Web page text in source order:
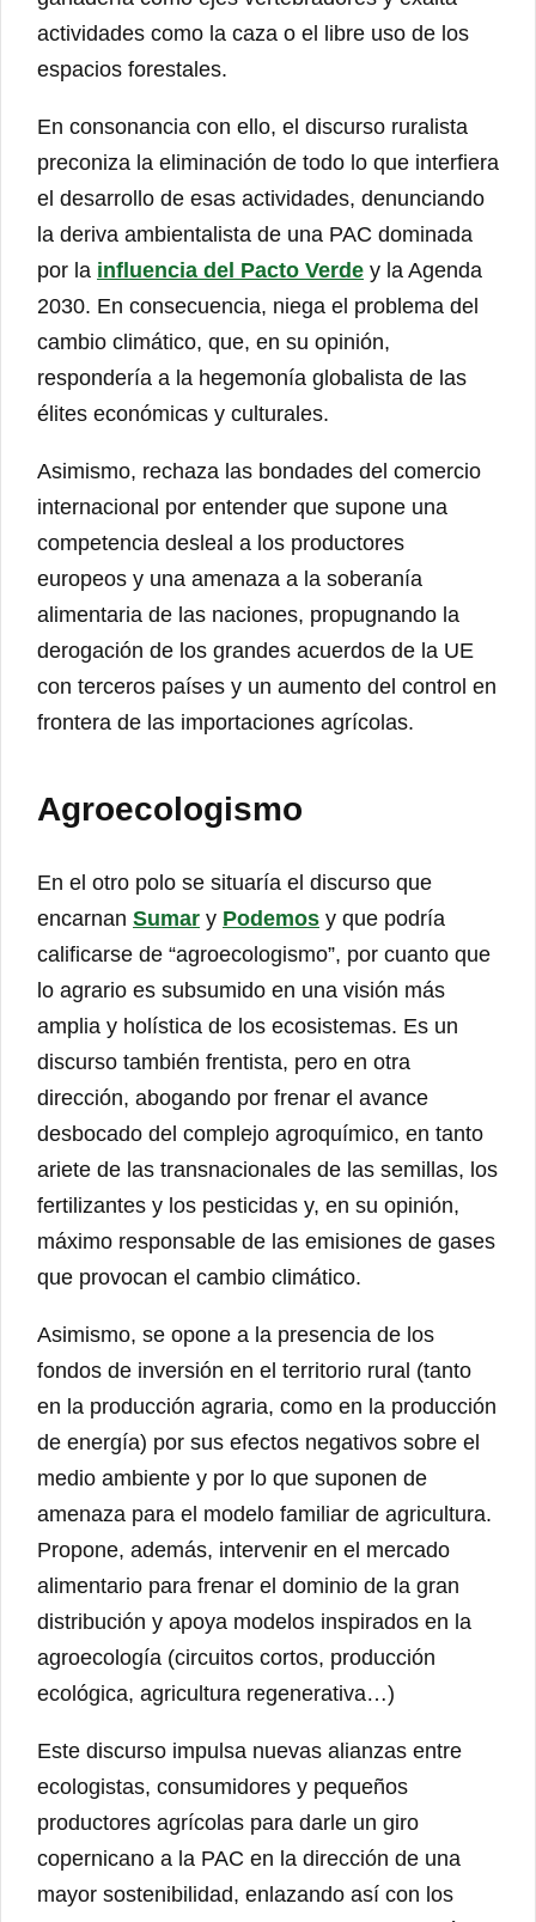
actividades como la caza o el libre uso de los
espacios forestales.
En consonancia con ello, el discurso ruralista
preconiza la eliminación de todo lo que interfiera
el desarrollo de esas actividades, denunciando
la deriva ambientalista de una PAC dominada
por la influencia del Pacto Verde y la Agenda
2030. En consecuencia, niega el problema del
cambio climático, que, en su opinión,
respondería a la hegemonía globalista de las
élites económicas y culturales.
Asimismo, rechaza las bondades del comercio
internacional por entender que supone una
competencia desleal a los productores
europeos y una amenaza a la soberanía
alimentaria de las naciones, propugnando la
derogación de los grandes acuerdos de la UE
con terceros países y un aumento del control en
frontera de las importaciones agrícolas.
Agroecologismo
En el otro polo se situaría el discurso que
encarnan Sumar y Podemos y que podría
calificarse de “agroecologismo”, por cuanto que
lo agrario es subsumido en una visión más
amplia y holística de los ecosistemas. Es un
discurso también frentista, pero en otra
dirección, abogando por frenar el avance
desbocado del complejo agroquímico, en tanto
ariete de las transnacionales de las semillas, los
fertilizantes y los pesticidas y, en su opinión,
máximo responsable de las emisiones de gases
que provocan el cambio climático.
Asimismo, se opone a la presencia de los
fondos de inversión en el territorio rural (tanto
en la producción agraria, como en la producción
de energía) por sus efectos negativos sobre el
medio ambiente y por lo que suponen de
amenaza para el modelo familiar de agricultura.
Propone, además, intervenir en el mercado
alimentario para frenar el dominio de la gran
distribución y apoya modelos inspirados en la
agroecología (circuitos cortos, producción
ecológica, agricultura regenerativa…)
Este discurso impulsa nuevas alianzas entre
ecologistas, consumidores y pequeños
productores agrícolas para darle un giro
copernicano a la PAC en la dirección de una
mayor sostenibilidad, enlazando así con los